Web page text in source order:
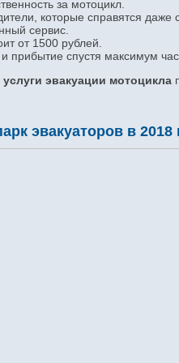
за мотоцикл.
которые справятся даже
сервис.
от 1500 рублей.
прибытие спустя максимум час.
услуги эвакуации мотоцикла
эвакуаторов в 2018